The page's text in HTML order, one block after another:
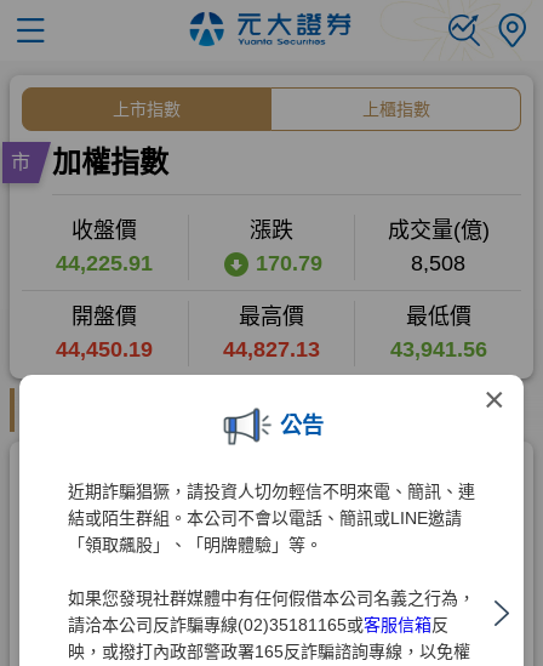
×
公告
近期詐騙猖獗，請投資人切勿輕信不明來電、簡訊、連
結或陌生群組。本公司不會以電話、簡訊或LINE邀請
「領取飆股」、「明牌體驗」等。
如果您發現社群媒體中有任何假借本公司名義之行為，
請洽本公司反詐騙專線(02)35181165或客服信箱反
映，或撥打內政部警政署165反詐騙諮詢專線，以免權